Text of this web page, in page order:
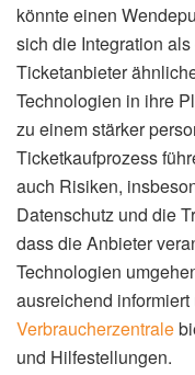
könnte einen
sich die Integration
Ticketanbieter
Technologien in ihre
zu einem stärker
Ticketkaufprozess
auch Risiken,
Datenschutz und die
dass die Anbieter
Technologien
ausreichend
Verbraucherzentrale
und Hilfestellungen.